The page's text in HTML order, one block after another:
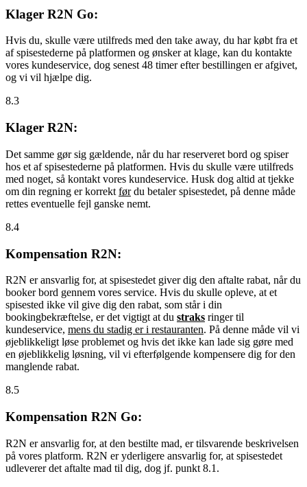
Klager R2N Go:
Hvis du, skulle være utilfreds med den take away, du har købt fra et
af spisestederne på platformen og ønsker at klage, kan du kontakte
vores kundeservice, dog senest 48 timer efter bestillingen er afgivet,
og vi vil hjælpe dig.
8.3
Klager R2N:
Det samme gør sig gældende, når du har reserveret bord og spiser
hos et af spisestederne på platformen. Hvis du skulle være utilfreds
med noget, så kontakt vores kundeservice. Husk dog altid at tjekke
om din regning er korrekt førdu betaler spisestedet, på denne måde
rettes eventuelle fejl ganske nemt.
8.4
Kompensation R2N:
R2N er ansvarlig for, at spisestedet giver dig den aftalte rabat, når du
booker bord gennem vores service. Hvis du skulle opleve, at et
spisested ikke vil give dig den rabat, som står i din
bookingbekræftelse, er det vigtigt at du straks ringer til
kundeservice, mens du stadig er i restauranten. På denne måde vil vi
øjeblikkeligt løse problemet og hvis det ikke kan lade sig gøre med
en øjeblikkelig løsning, vil vi efterfølgende kompensere dig for den
manglende rabat.
8.5
Kompensation R2N Go:
R2N er ansvarlig for, at den bestilte mad, er tilsvarende beskrivelsen
på vores platform. R2N er yderligere ansvarlig for, at spisestedet
udleverer det aftalte mad til dig, dog jf. punkt 8.1.